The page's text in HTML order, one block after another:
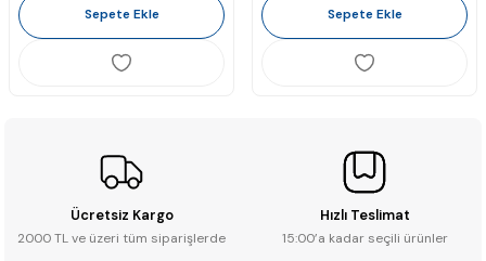
Sepete Ekle Sepete Ekle
Ücretsiz Kargo
2000 TL ve üzeri tüm siparişlerde
Hızlı Teslimat
15:00’a kadar seçili ürünler